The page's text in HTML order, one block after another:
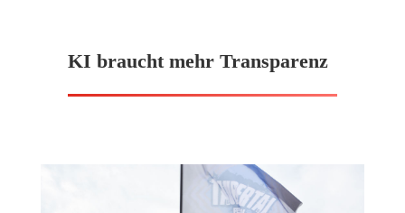
KI braucht mehr Transparenz